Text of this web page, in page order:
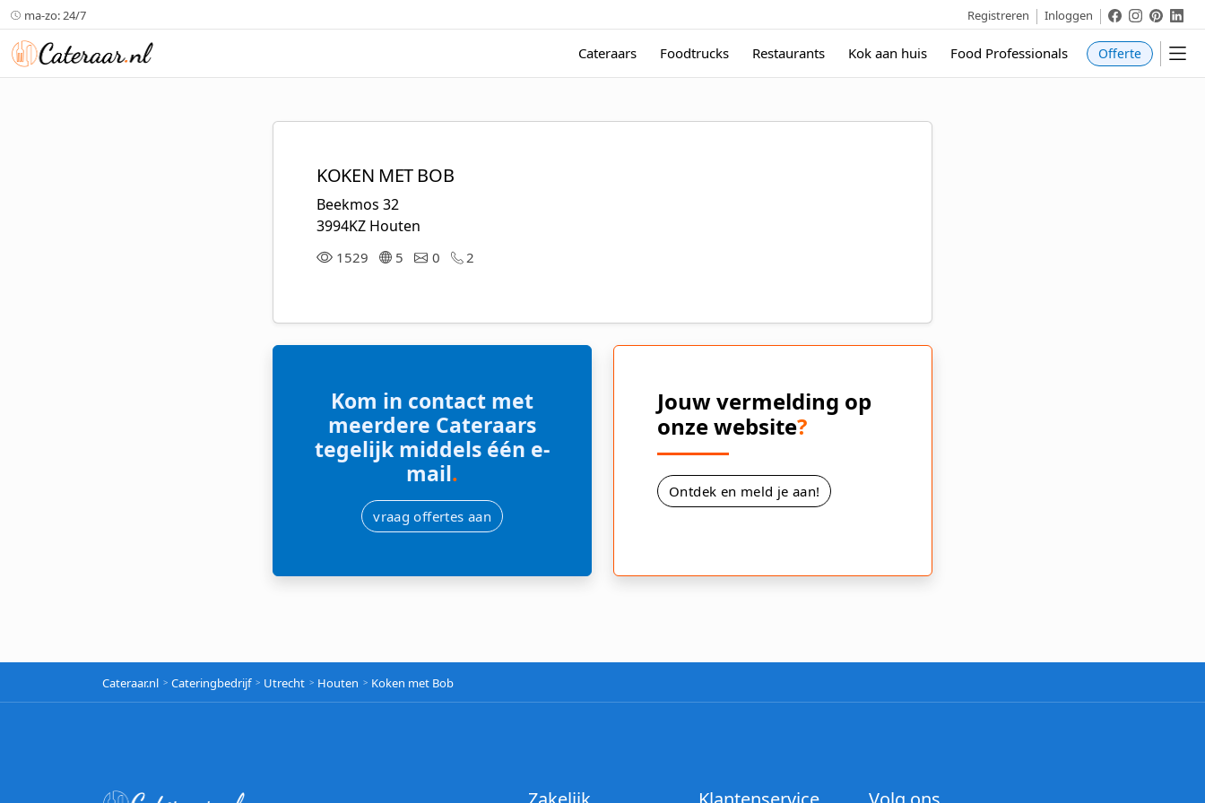
ma-zo: 24/7 Registreren Inloggen Cateraar.nl
Cateraars Foodtrucks Restaurants Kok aan huis Food Professionals Offerte
KOKEN MET BOB
Beekmos 32
3994KZ Houten
1529 5 0 2
Kom in contact met
meerdere Cateraars
tegelijk middels één e-
mail.
vraag offertes aan
Jouw vermelding op
onze website?
Ontdek en meld je aan!
Cateraar.nl Cateringbedrijf Utrecht Houten Koken met Bob